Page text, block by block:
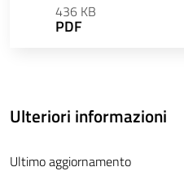
436 KB
PDF
Ulteriori informazioni
Ultimo aggiornamento